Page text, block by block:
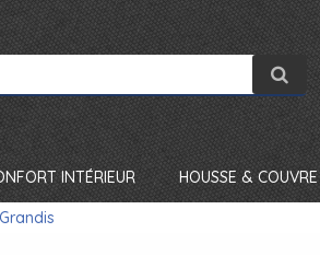
INTÉRIEUR HOUSSE & COUVRE